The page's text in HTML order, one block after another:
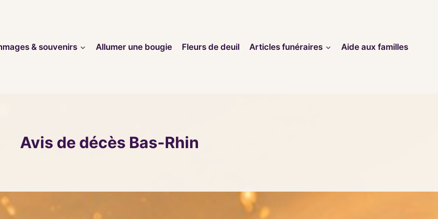
& souvenirs
Allumer une bougie Fleurs de deuil Articles funéraires Aide aux familles
Avis de décès Bas-Rhin